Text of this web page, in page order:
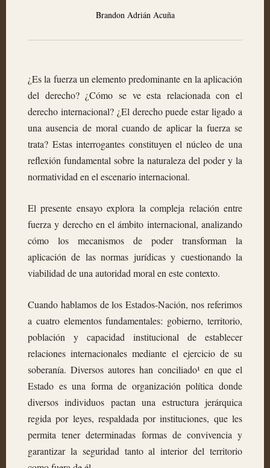
Brandon Adrián Acuña
¿Es la fuerza un elemento predominante en la aplicación
del derecho? ¿Cómo se ve esta relacionada con el
derecho internacional? ¿El derecho puede estar ligado a
una ausencia de moral cuando de aplicar la fuerza se
trata? Estas interrogantes constituyen el núcleo de una
reflexión fundamental sobre la naturaleza del poder y la
normatividad en el escenario internacional.
El presente ensayo explora la compleja relación entre
fuerza y derecho en el ámbito internacional, analizando
cómo los mecanismos de poder transforman la
aplicación de las normas jurídicas y cuestionando la
viabilidad de una autoridad moral en este contexto.
Cuando hablamos de los Estados-Nación, nos referimos
a cuatro elementos fundamentales: gobierno, territorio,
población y capacidad institucional de establecer
relaciones internacionales mediante el ejercicio de su
soberanía. Diversos autores han conciliado¹ en que el
Estado es una forma de organización política donde
diversos individuos pactan una estructura jerárquica
regida por leyes, respaldada por instituciones, que les
permita tener determinadas formas de convivencia y
garantizar la seguridad tanto al interior del territorio